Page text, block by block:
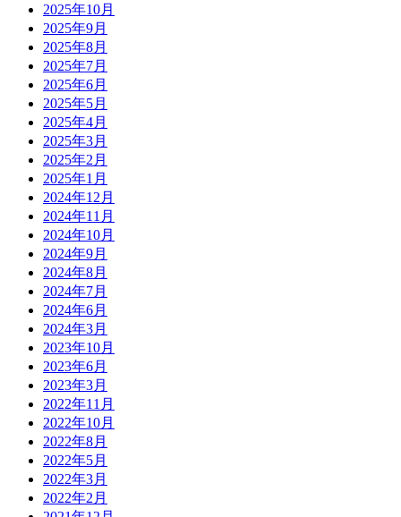
2025年10月
2025年9月
2025年8月
2025年7月
2025年6月
2025年5月
2025年4月
2025年3月
2025年2月
2025年1月
2024年12月
2024年11月
2024年10月
2024年9月
2024年8月
2024年7月
2024年6月
2024年3月
2023年10月
2023年6月
2023年3月
2022年11月
2022年10月
2022年8月
2022年5月
2022年3月
2022年2月